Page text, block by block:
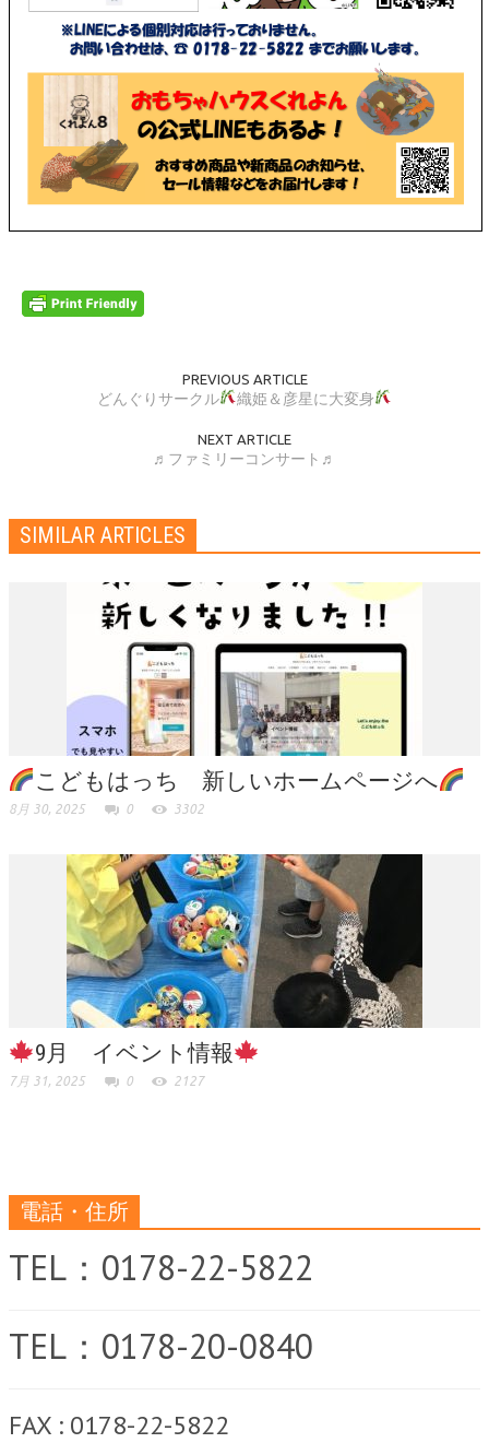
PREVIOUS ARTICLE
どんぐりサークル 織姫＆彦星に大変身
NEXT ARTICLE
♬ファミリーコンサート♬
SIMILAR ARTICLES
こどもはっち 新しいホームページへ
8月 30, 2025 0 3302
9月 イベント情報
7月 31, 2025 0 2127
電話・住所
TEL：0178-22-5822
TEL：0178-20-0840
FAX : 0178-22-5822